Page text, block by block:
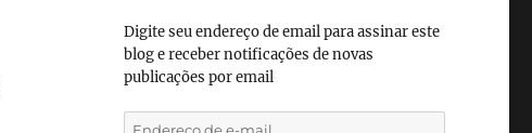
Digite seu endereço de email para assinar este
blog e receber notificações de novas
publicações por email
Endereço